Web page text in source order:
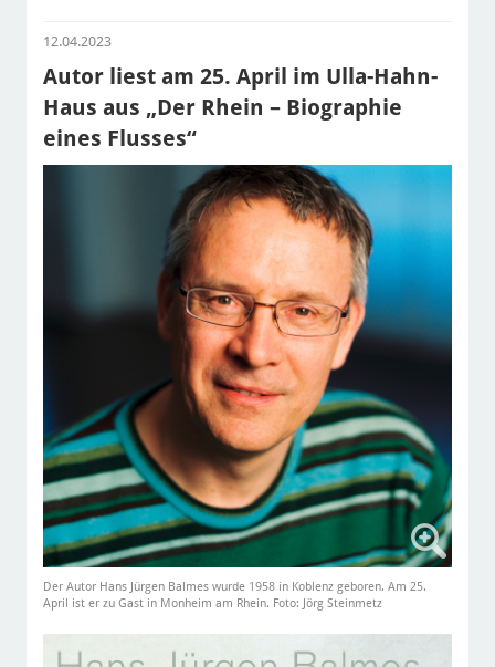
12.04.2023
Autor liest am 25. April im Ulla-Hahn-
Haus aus „Der Rhein – Biographie
eines Flusses“
Der Autor Hans Jürgen Balmes wurde 1958 in Koblenz geboren. Am 25.
April ist er zu Gast in Monheim am Rhein. Foto: Jörg Steinmetz